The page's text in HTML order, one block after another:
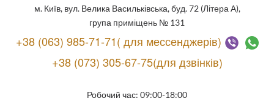
м. Київ, вул. Велика Васильківська, буд. 72 (Літера А),
група приміщень № 131
+38 (063) 985-71-71( для мессенджерів)
+38 (073) 305-67-75(для дзвінків)
Робочий час: 09:00-18:00